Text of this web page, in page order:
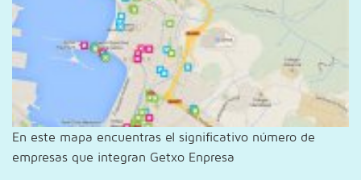
En este mapa encuentras el significativo número de
empresas que integran Getxo Enpresa